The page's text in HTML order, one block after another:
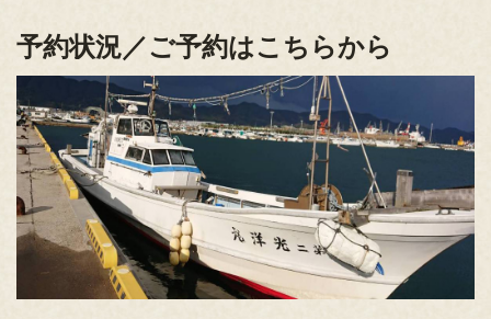
予約状況／ご予約はこちらから